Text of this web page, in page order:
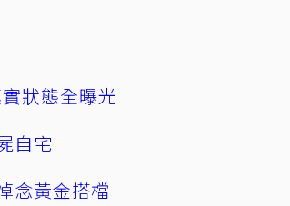
狀態全曝光
自宅
念黃金搭檔